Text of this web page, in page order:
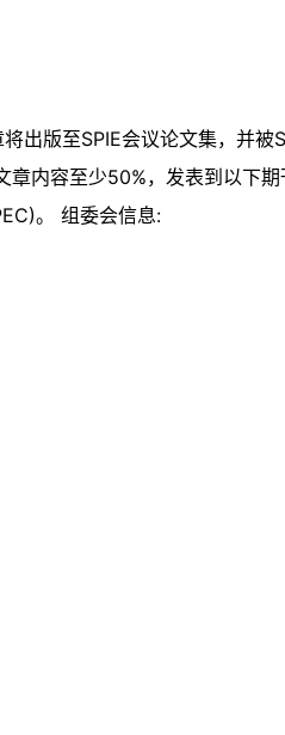
出版至SPIE会议论文集，并
内容至少50%，发表到以下
。 组委会信息: